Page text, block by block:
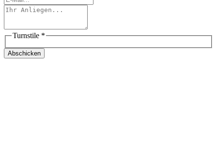
Turnstile *
Abschicken